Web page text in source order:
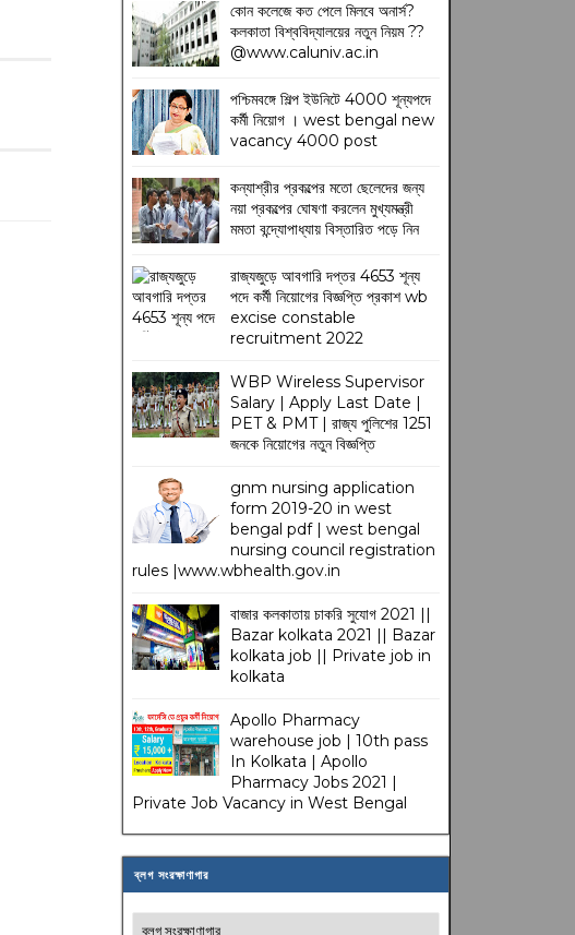
কোন কলেজে কত পেলে মিলবে অনার্স?
কলকাতা বিশ্ববিদ্যালয়ের নতুন নিয়ম??
@www.caluniv.ac.in
পশ্চিমবঙ্গে শিল্প ইউনিটে 4000 শূন্যপদে
কর্মী নিয়োগ । west bengal new
vacancy 4000 post
কন্যাশ্রীর প্রকল্পের মতো ছেলেদের জন্য
নয়া প্রকল্পের ঘোষণা করলেন মুখ্যমন্ত্রী
মমতা বন্দ্যোপাধ্যায় বিস্তারিত পড়ে নিন
রাজ্যজুড়ে আবগারি দপ্তর 4653 শূন্য
পদে কর্মী নিয়োগের বিজ্ঞপ্তি প্রকাশ wb
excise constable
recruitment 2022
WBP Wireless Supervisor
Salary | Apply Last Date |
PET & PMT | রাজ্য পুলিশের 1251
জনকে নিয়োগের নতুন বিজ্ঞপ্তি
gnm nursing application
form 2019-20 in west
bengal pdf | west bengal
nursing council registration
rules |www.wbhealth.gov.in
বাজার কলকাতায় চাকরি সুযোগ 2021 ||
Bazar kolkata 2021 || Bazar
kolkata job || Private job in
kolkata
Apollo Pharmacy
warehouse job | 10th pass
In Kolkata | Apollo
Pharmacy Jobs 2021 |
Private Job Vacancy in West Bengal
ব্লগ সংরক্ষাণাগার